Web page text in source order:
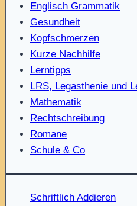
Englisch Grammatik
Gesundheit
Kopfschmerzen
Kurze Nachhilfe
Lerntipps
LRS, Legasthenie und
Mathematik
Rechtschreibung
Romane
Schule & Co
Schriftlich Addieren